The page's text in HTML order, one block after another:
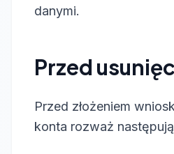
danymi.
Przed
Przed złożeniem
konta rozważ